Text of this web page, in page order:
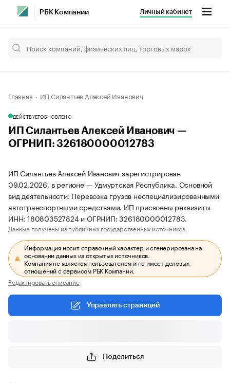
РБК Компании Личный кабинет
Главная ИП Силантьев Алексей Иванович
ДЕЙСТВУЕТОБНОВЛЕНО
ИП Силантьев Алексей Иванович —
ОГРНИП: 326180000012783
ИП Силантьев Алексей Иванович зарегистрирован
09.02.2026, в регионе — Удмуртская Республика. Основной
вид деятельности: Перевозка грузов неспециализированными
автотранспортными средствами. ИП присвоены реквизиты
ИНН: 180803527824 и ОГРНИП: 326180000012783.
Данные получены из публичных государственных источников.
Информация носит справочный характер и сгенерирована на
основании данных из открытых источников.
Компания не является пользователем и не имеет деловых
отношений с сервисом РБК Компании.
Редактировать описание
Управлять страницей
Поделиться